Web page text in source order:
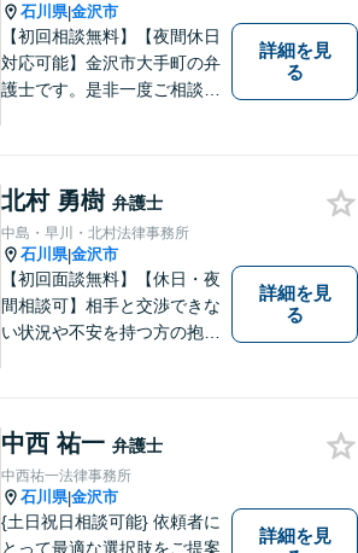
石川県|金沢市
【初回相談無料】【夜間休日
対応可能】金沢市大手町の弁
護士です。是非一度ご相談く
詳細を見
る
北村 勇樹 弁護士
中島・早川・北村法律事務所
石川県|金沢市
【初回面談無料】【休日・夜
間相談可】相手と交渉できな
い状況や不安を持つ方の抱え
護士に話を聞いてもらうこと
でトラブル解決のきっかけを
つかむことができるかもしれ
ません。
詳細を見
る
中西 祐一 弁護士
中西祐一法律事務所
石川県|金沢市
{土日祝日相談可能} 依頼者に
とって最適な選択肢をご提案
詳細を見